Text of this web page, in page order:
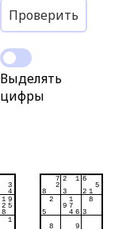
Проверить
Выделять
цифры